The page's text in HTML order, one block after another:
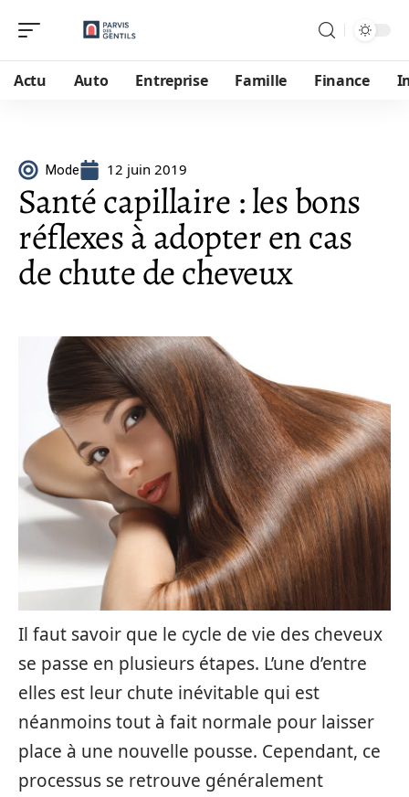
Actu Auto Entreprise Famille Finance
Mode 12 juin 2019
Santé capillaire : les bons
réflexes à adopter en cas
de chute de cheveux
Il faut savoir que le cycle de vie des cheveux
se passe en plusieurs étapes. L’une d’entre
elles est leur chute inévitable qui est
néanmoins tout à fait normale pour laisser
place à une nouvelle pousse. Cependant, ce
processus se retrouve généralement